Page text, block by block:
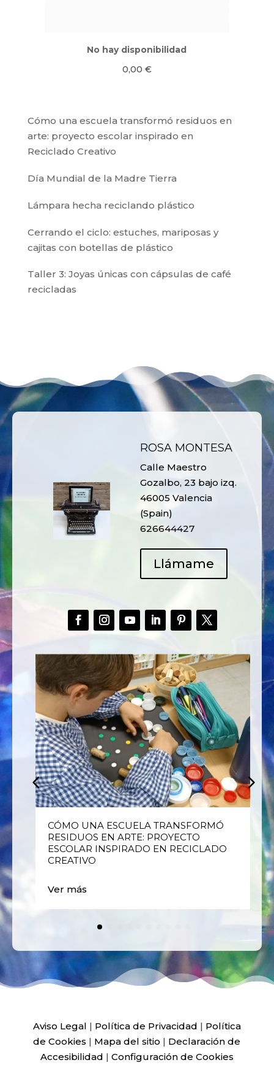
No hay disponibilidad
0,00 €
Cómo una escuela transformó residuos en
arte: proyecto escolar inspirado en
Reciclado Creativo
Día Mundial de la Madre Tierra
Lámpara hecha reciclando plástico
Cerrando el ciclo: estuches, mariposas y
cajitas con botellas de plástico
Taller 3: Joyas únicas con cápsulas de café
recicladas
ROSA MONTESA
Calle Maestro
Gozalbo, 23 bajo izq.
46005 Valencia
(Spain)
626644427
Llámame
CÓMO UNA ESCUELA TRANSFORMÓ
RESIDUOS EN ARTE: PROYECTO
ESCOLAR INSPIRADO EN RECICLADO
CREATIVO
Ver más
Aviso Legal | Política de Privacidad | Política
de Cookies | Mapa del sitio | Declaración de
Accesibilidad | Configuración de Cookies